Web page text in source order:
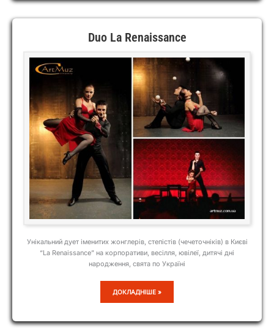
Duo La Renaissance
Унікальний дует іменитих жонглерів, степістів (чечеточніків) в Києві
“La Renaissance” на корпоративи, весілля, ювілеї, дитячі дні
народження, свята по Україні
DUO
ДОКЛАДНІШЕ »